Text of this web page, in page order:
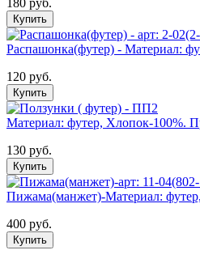
Купить
Распашонка(футер) - Материал:
120 руб.
Купить
Материал: футер, Хлопок-100%.
130 руб.
Купить
Пижама(манжет)-Материал:
400 руб.
Купить